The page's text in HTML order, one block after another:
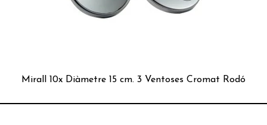
Mirall 10x Diàmetre 21 cm. 3 Ventoses Cromat Rodó